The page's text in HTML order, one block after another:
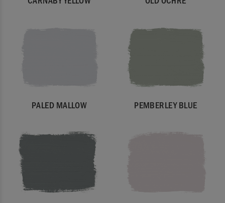
PALED MALLOW PEMBERLEY BLUE